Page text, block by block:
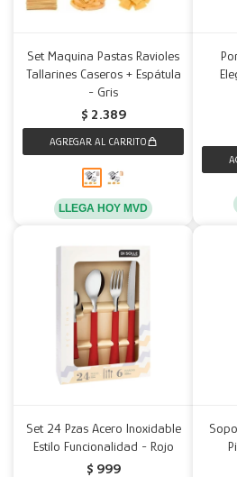
Set Maquina Pastas Ravioles
Tallarines Caseros + Espátula
- Gris
$ 2.389
LLEGA HOY MVD
Set 24 Pzas Acero Inoxidable
Estilo Funcionalidad - Rojo
$ 999